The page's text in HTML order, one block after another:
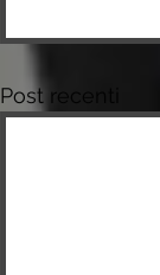
Post recenti